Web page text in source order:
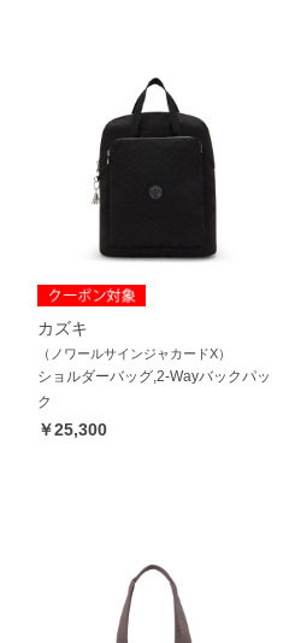
カズキ
（ノワールサインジャカードX）
ショルダーバッグ,2-Wayバックパッ
ク
￥25,300